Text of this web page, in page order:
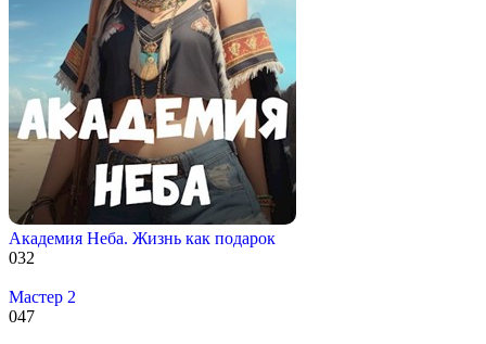
Академия Неба. Жизнь как подарок
032
Мастер 2
047